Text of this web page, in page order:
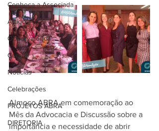
Conheça a Associada
Artigo
Observatório
Cursos
Notícias
Celebrações
PROJETOS ABRA
DIRETORIA
Almoço ABRA em comemoração ao
Mês da Advocacia e Discussão sobre a
importância e necessidade de abrir